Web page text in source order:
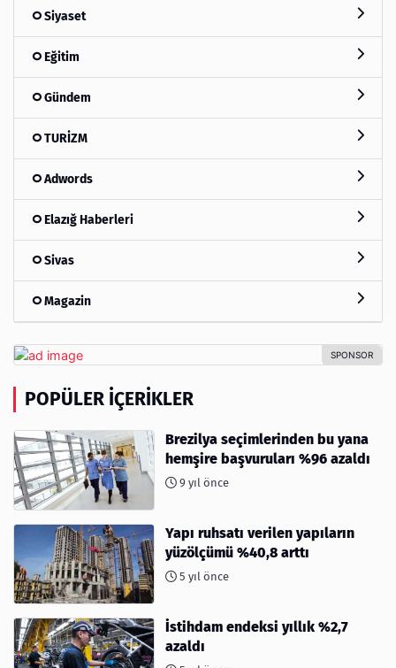
Siyaset
Eğitim
Gündem
TURİZM
Adwords
Elazığ Haberleri
Sivas
Magazin
POPÜLER İÇERIKLER
Brezilya seçimlerinden bu yana
hemşire başvuruları %96 azaldı
9 yıl önce
Yapı ruhsatı verilen yapıların
yüzölçümü %40,8 arttı
5 yıl önce
İstihdam endeksi yıllık %2,7
azaldı